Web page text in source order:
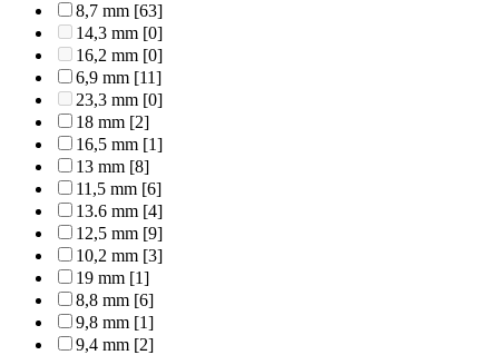
8,7 mm [63]
14,3 mm [0]
16,2 mm [0]
6,9 mm [11]
23,3 mm [0]
18 mm [2]
16,5 mm [1]
13 mm [8]
11,5 mm [6]
13.6 mm [4]
12,5 mm [9]
10,2 mm [3]
19 mm [1]
8,8 mm [6]
9,8 mm [1]
9,4 mm [2]